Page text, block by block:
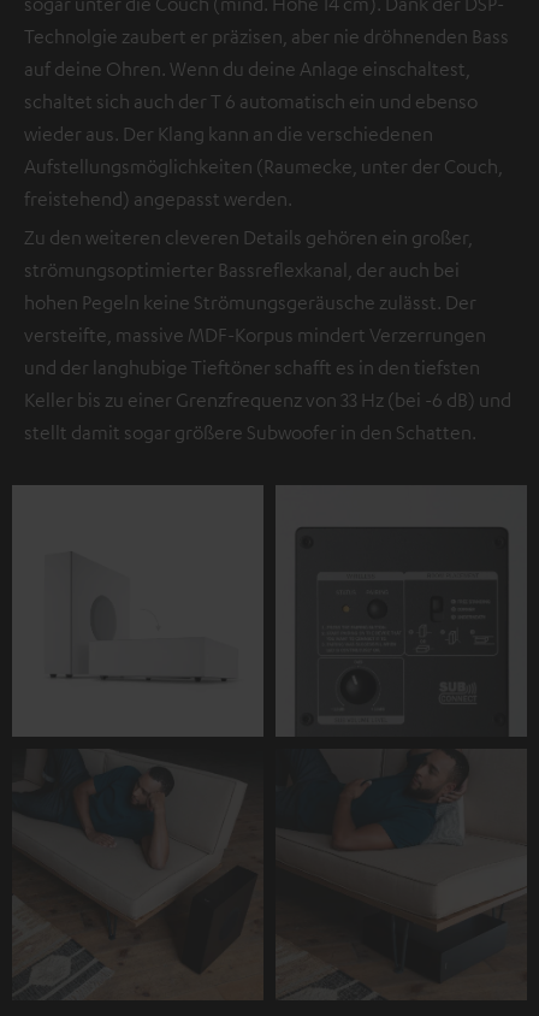
Technolgie zaubert er präzisen, aber nie dröhnenden Bass
auf deine Ohren. Wenn du deine Anlage einschaltest,
schaltet sich auch der T 6 automatisch ein und ebenso
wieder aus. Der Klang kann an die verschiedenen
Aufstellungsmöglichkeiten (Raumecke, unter der Couch,
freistehend) angepasst werden.
Zu den weiteren cleveren Details gehören ein großer,
strömungsoptimierter Bassreflexkanal, der auch bei
hohen Pegeln keine Strömungsgeräusche zulässt. Der
versteifte, massive MDF-Korpus mindert Verzerrungen
und der langhubige Tieftöner schafft es in den tiefsten
Keller bis zu einer Grenzfrequenz von 33 Hz (bei -6 dB) und
stellt damit sogar größere Subwoofer in den Schatten.